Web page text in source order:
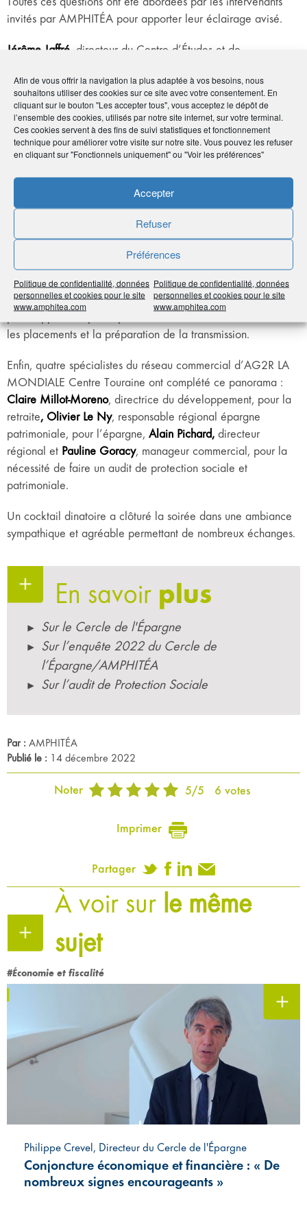
Afin de vous offrir la navigation la plus adaptée à vos besoins, nous
souhaitons utiliser des cookies sur ce site avec votre consentement. En
cliquant sur le bouton "Les accepter tous", vous acceptez le dépôt de
l’ensemble des cookies, utilisés par notre site internet, sur votre terminal.
Ces cookies servent à des fins de suivi statistiques et fonctionnement
technique pour améliorer votre visite sur notre site. Vous pouvez les refuser
en cliquant sur "Fonctionnels uniquement" ou "Voir les préférences"
Accepter
Refuser
Préférences
Politique de confidentialité, données
personnelles et cookies pour le site
www.amphitea.com
Politique de confidentialité, données
personnelles et cookies pour le site
www.amphitea.com
invités par AMPHITÉA pour apporter leur éclairage avisé.
Jérôme Jaffré , directeur du Centre d’Études et de
les résultats del’enquête annuelle Cercle de
l’Épargne/AMPHITÉA sur les Français, la retraite et
l’épargne.
Philippe Crevel, directeur du Cercle de l’Épargne, a pour sa
énumérant quelques raisons d’espérer, qu’il s’agisse de
Deux professionnels adhérents AMPHITÉA,
Marie Monmarché
également apporté leur expérience de terrain. Le premier
pour insister sur la nécessité d’anticiper son bilan de retraite
et présenter le nouveau Plan d’Épargne Retraite, la seconde
les placements et la préparation de la transmission.
Enfin, quatre spécialistes du réseau commercial d’AG2R LA
MONDIALE Centre Touraine ont complété ce panorama :
Claire Millot-Moreno, directrice du développement, pour la
retraite, Olivier Le Ny, responsable régional épargne
patrimoniale, pour l’épargne, Alain Pichard, directeur
régional et Pauline Goracy, manageur commercial, pour la
nécessité de faire un audit de protection sociale et
patrimoniale.
Un cocktail dinatoire a clôturé la soirée dans une ambiance
sympathique et agréable permettant de nombreux échanges.
En savoir plus
Sur le Cercle de l'Épargne
Sur l’enquête 2022 du Cercle de
l’Épargne/AMPHITÉA
Sur l’audit de Protection Sociale
Par : AMPHITÉA
Publié le : 14 décembre 2022
Noter 5/5 6 votes
Imprimer
Partager
À voir sur le même
sujet
#Économie et fiscalité
Philippe Crevel, Directeur du Cercle de l'Épargne
Conjoncture économique et financière : « De
nombreux signes encourageants »